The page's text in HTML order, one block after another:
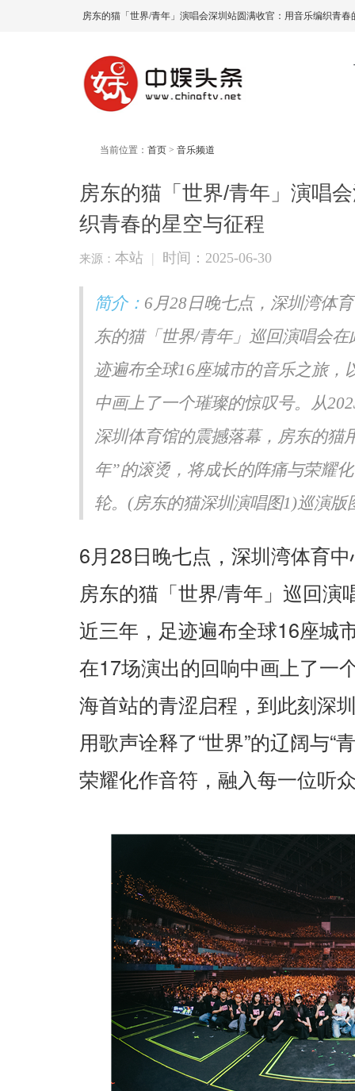
房东的猫「世界/青年」演唱会深圳站圆满收官：用音乐编织青
当前位置： 首页 > 音乐频道
房东的猫「世界/青年」演唱
织青春的星空与征程
来源： 本站 | 时间：2025-06-30
简介： 6月28日晚七点，深圳湾体
东的猫「世界/青年」巡回演唱会
迹遍布全球16座城市的音乐之旅，
中画上了一个璀璨的惊叹号。从
深圳体育馆的震撼落幕，房东的猫
年”的滚烫，将成长的阵痛与荣耀
轮。(房东的猫深圳演唱图1)巡演版
6 月 28 日晚七点，深圳湾体育
房东的猫「世界/青年」巡回演
近三年，足迹遍布全球16座城
在17场演出的回响中画上了一
海首站的青涩启程，到此刻深
用歌声诠释了“世界”的辽阔与“
荣耀化作音符，融入每一位听
生不息·华流季》展专业
Simon》突破性唱功获赞
《书画里的中国》第三季直播
吉地坛公园写生，笔墨定格初